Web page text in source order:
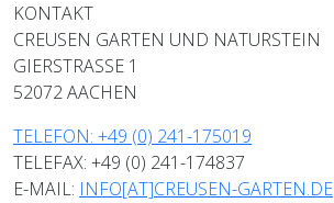
KONTAKT
CREUSEN GARTEN UND NATURSTEIN
GIERSTRASSE 1
52072 AACHEN
TELEFON: +49 (0) 241-175019
TELEFAX: +49 (0) 241-174837
E-MAIL: INFO[AT]CREUSEN-GARTEN.DE